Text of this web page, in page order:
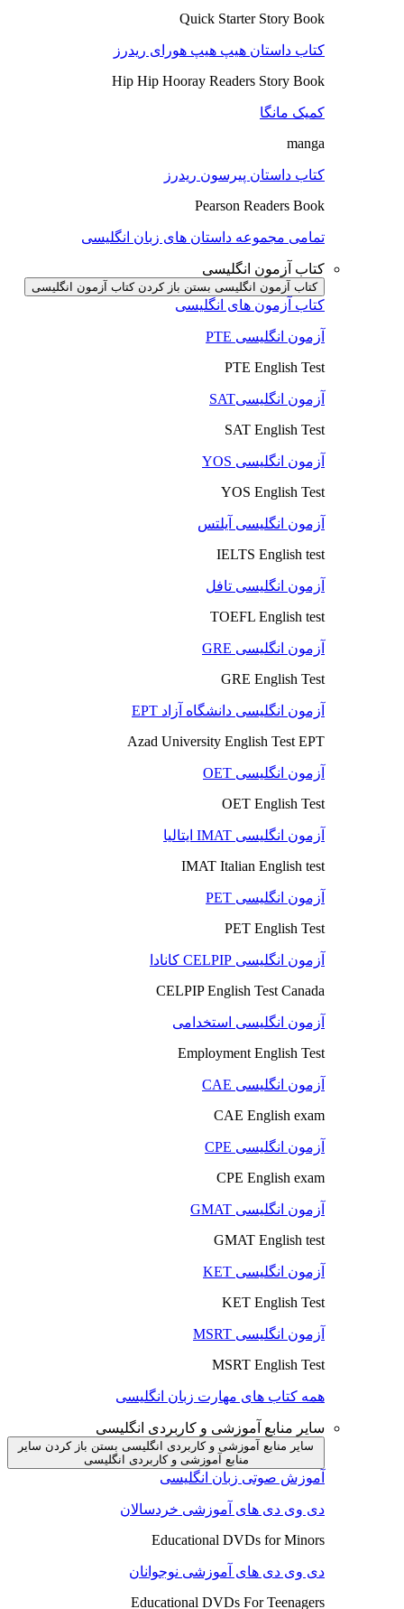
Quick Starter Story Book
کتاب داستان هیپ هیپ هورای ریدرز
Hip Hip Hooray Readers Story Book
کمیک مانگا
manga
کتاب داستان پیرسون ریدرز
Pearson Readers Book
تمامی مجموعه داستان های زبان انگلیسی
کتاب آزمون انگلیسی
کتاب آزمون انگلیسی بستن باز کردن کتاب آزمون انگلیسی
کتاب آزمون های انگلیسی
آزمون انگلیسی PTE
PTE English Test
آزمون انگلیسیSAT
SAT English Test
آزمون انگلیسی YOS
YOS English Test
آزمون انگلیسی آیلتس
IELTS English test
آزمون انگلیسی تافل
TOEFL English test
آزمون انگلیسی GRE
GRE English Test
آزمون انگلیسی دانشگاه آزاد EPT
Azad University English Test EPT
آزمون انگلیسی OET
OET English Test
آزمون انگلیسی IMAT ایتالیا
IMAT Italian English test
آزمون انگلیسی PET
PET English Test
آزمون انگلیسی CELPIP کانادا
CELPIP English Test Canada
آزمون انگلیسی استخدامی
Employment English Test
آزمون انگلیسی CAE
CAE English exam
آزمون انگلیسی CPE
CPE English exam
آزمون انگلیسی GMAT
GMAT English test
آزمون انگلیسی KET
KET English Test
آزمون انگلیسی MSRT
MSRT English Test
همه کتاب های مهارت زبان انگلیسی
سایر منابع آموزشی و کاربردی انگلیسی
سایر منابع آموزشی و کاربردی انگلیسی بستن باز کردن سایر
منابع آموزشی و کاربردی انگلیسی
آموزش صوتی زبان انگلیسی
دی وی دی های آموزشی خردسالان
Educational DVDs for Minors
دی وی دی های آموزشی نوجوانان
Educational DVDs For Teenagers